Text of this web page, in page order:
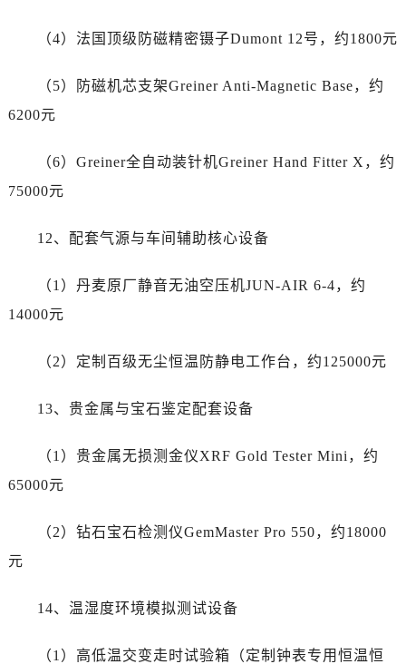
山东省烟台市芝罘区胜利路139号万达金融中心A座907室真力时售后服务中心（需提前预约）
贵州省贵阳市南明区都司高架桥路33号亨特国际金融中心14楼14D真力时售后服务中心（需提前预约）
（4）法国顶级防磁精密镊子Dumont 12号，约1800元
（5）防磁机芯支架Greiner Anti-Magnetic Base，约
6200元
（6）Greiner全自动装针机Greiner Hand Fitter X，约
75000元
12、配套气源与车间辅助核心设备
（1）丹麦原厂静音无油空压机JUN-AIR 6-4，约
14000元
（2）定制百级无尘恒温防静电工作台，约125000元
13、贵金属与宝石鉴定配套设备
（1）贵金属无损测金仪XRF Gold Tester Mini，约
65000元
（2）钻石宝石检测仪GemMaster Pro 550，约18000
元
14、温湿度环境模拟测试设备
（1）高低温交变走时试验箱（定制钟表专用恒温恒